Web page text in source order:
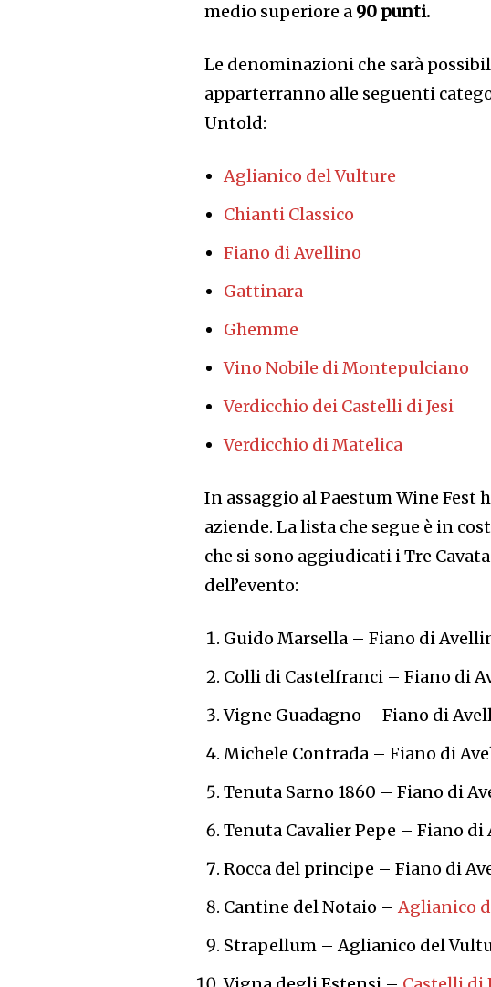
medio superiore a 90 punti.
Le denominazioni che sarà
apparterranno alle seguenti
Untold:
Aglianico del Vulture
Chianti Classico
Fiano di Avellino
Gattinara
Ghemme
Vino Nobile di Montepulciano
Verdicchio dei Castelli di Jesi
Verdicchio di Matelica
In assaggio al Paestum Wine
aziende. La lista che segue è in
che si sono aggiudicati i Tre
dell’evento:
Guido Marsella – Fiano di
Colli di Castelfranci – Fiano di
Vigne Guadagno – Fiano di
Michele Contrada – Fiano di
Tenuta Sarno 1860 – Fiano di
Tenuta Cavalier Pepe – Fiano di
Rocca del principe – Fiano di
Cantine del Notaio –Aglianico
Strapellum – Aglianico del